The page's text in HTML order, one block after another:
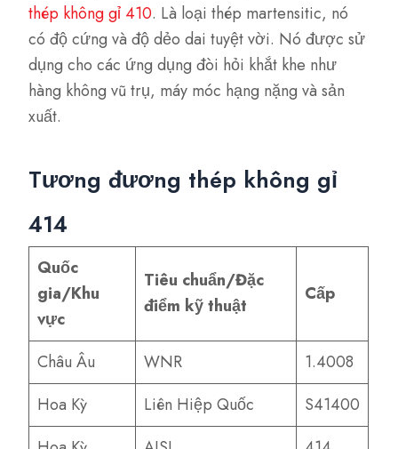
thép không gỉ 410. Là loại thép martensitic, nó
có độ cứng và độ dẻo dai tuyệt vời. Nó được sử
dụng cho các ứng dụng đòi hỏi khắt khe như
hàng không vũ trụ, máy móc hạng nặng và sản
xuất.
Tương đương thép không gỉ
414
Quốc
gia/Khu
vực
Tiêu chuẩn/Đặc
điểm kỹ thuật
Cấp
Châu Âu WNR
1.4008
Hoa Kỳ
Liên Hiệp Quốc
S41400